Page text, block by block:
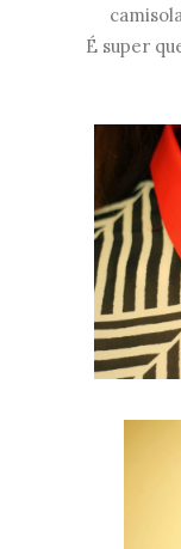
É super